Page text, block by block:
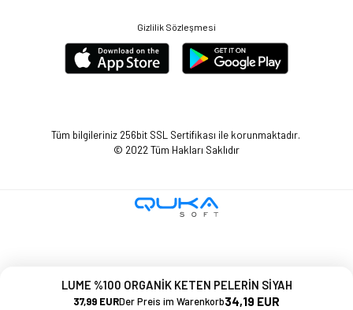
LUME %100 ORGANİK KETEN PELERİN SİYAH
37,99 EURDer Preis im Warenkorb34,19 EUR
Gizlilik Sözleşmesi
Tüm bilgileriniz 256bit SSL Sertifikası ile korunmaktadır.
© 2022 Tüm Hakları Saklıdır